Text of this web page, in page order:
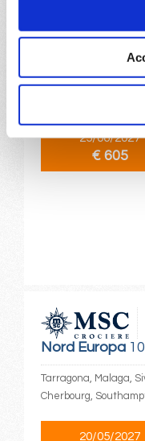
8
Kiel, Copenhagen,
25/06/2027
€ 605
Nord Europa10
Tarragona, Malaga,
Cherbourg,
20/05/2027